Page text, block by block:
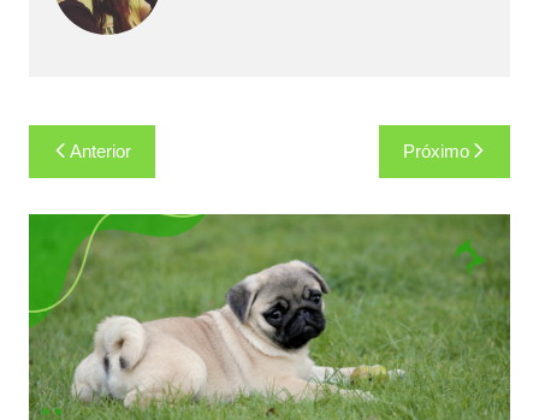
Navegação
de
Post
Anterior Próximo